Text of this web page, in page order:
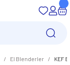
El Blenderler KEF